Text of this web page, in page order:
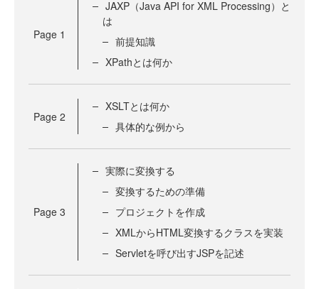
Page 1
JAXP（Java API for XML Processing）と
は
前提知識
XPathとは何か
Page 2
XSLTとは何か
具体的な例から
Page 3
実際に変換する
変換するための準備
プロジェクトを作成
XMLからHTML変換するクラスを実装
Servletを呼び出すJSPを記述